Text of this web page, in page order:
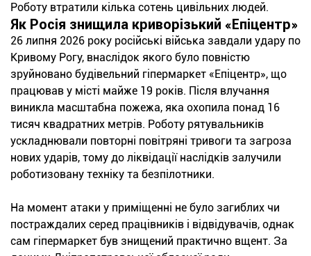
Роботу втратили кілька сотень цивільних людей.
Як Росія знищила криворізький «Епіцентр»
26 липня 2026 року російські війська завдали удару по
Кривому Рогу, внаслідок якого було повністю
зруйновано будівельний гіпермаркет «Епіцентр», що
працював у місті майже 19 років. Після влучання
виникла масштабна пожежа, яка охопила понад 16
тисяч квадратних метрів. Роботу рятувальників
ускладнювали повторні повітряні тривоги та загроза
нових ударів, тому до ліквідації наслідків залучили
роботизовану техніку та безпілотники.
На момент атаки у приміщенні не було загиблих чи
постраждалих серед працівників і відвідувачів, однак
сам гіпермаркет був знищений практично вщент. За